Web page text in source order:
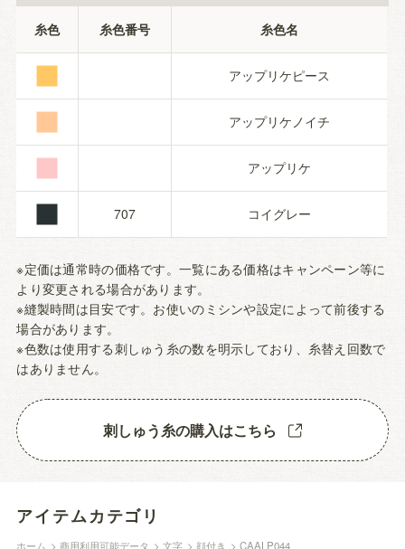
糸色 糸色番号 糸色名
■ アップリケピース
■ アップリケノイチ
■ アップリケ
■ 707 コイグレー
※定価は通常時の価格です。一覧にある価格はキャンペーン等に
より変更される場合があります。
※縫製時間は目安です。お使いのミシンや設定によって前後する
場合があります。
※色数は使用する刺しゅう糸の数を明示しており、糸替え回数で
はありません。
刺しゅう糸の購入はこちら
アイテムカテゴリ
ホーム >商用利用可能データ >文字 > 顔付き >CAALP044